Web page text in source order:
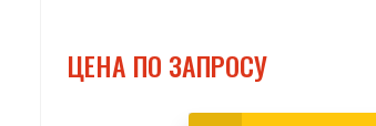
ЦЕНА ПО ЗАПРОСУ